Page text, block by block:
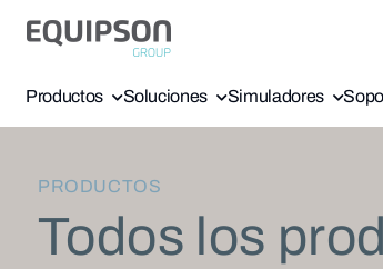
Productos Soluciones Simuladores
PRODUCTOS
Todos los